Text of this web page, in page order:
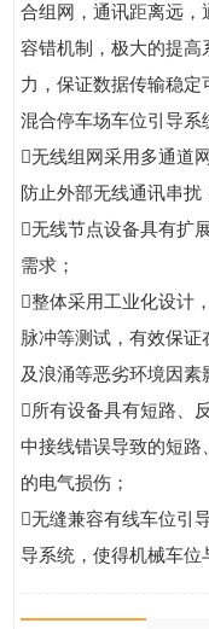
合组网，通讯距离远，
容错机制，极大的提
力，保证数据传输稳
混合停车场车位引导系
无线组网采用多通道
防止外部无线通讯串扰
无线节点设备具有扩
需求；
整体采用工业化设计
脉冲等测试，有效保
及浪涌等恶劣环境因素
所有设备具有短路、
中接线错误导致的短路
的电气损伤；
无缝兼容有线车位引
导系统，使得机械车位